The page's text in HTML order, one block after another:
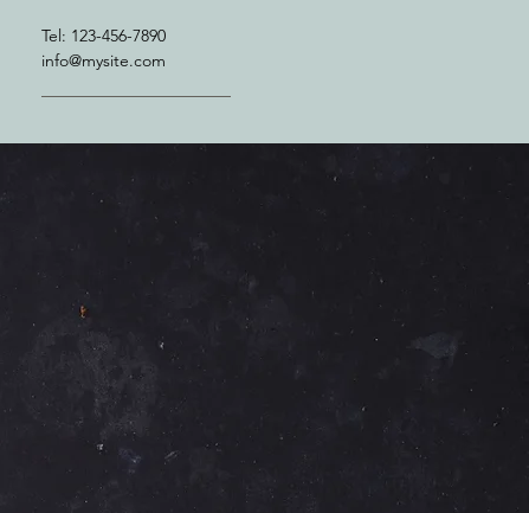
Tel: 123-456-7890
info@mysite.com